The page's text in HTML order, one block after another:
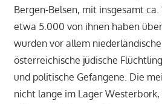
Bergen-Belsen, mit insgesamt ca.
etwa 5.000 von ihnen haben
wurden vor allem
österreichische jüdische
und politische Gefangene. Die
nicht lange im Lager